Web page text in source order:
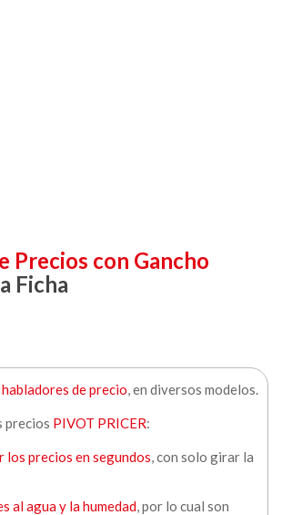
Precios con Gancho
Ficha
habladores de precio, en diversos modelos.
precios PIVOT PRICER:
los precios en segundos, con solo girar la
al agua y la humedad, por lo cual son